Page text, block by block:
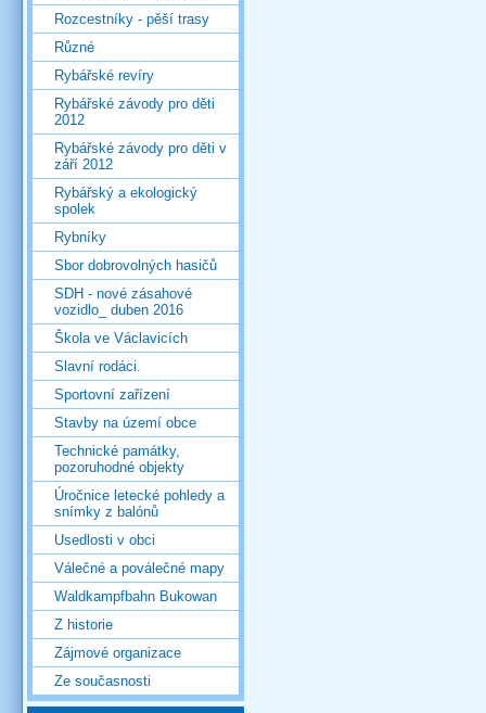
Rozcestníky - pěší trasy
Různé
Rybářské revíry
Rybářské závody pro děti
2012
Rybářské závody pro děti v
září 2012
Rybářský a ekologický
spolek
Rybníky
Sbor dobrovolných hasičů
SDH - nové zásahové
vozidlo_ duben 2016
Škola ve Václavicích
Slavní rodáci.
Sportovní zařízení
Stavby na území obce
Technické památky,
pozoruhodné objekty
Úročnice letecké pohledy a
snímky z balónů
Usedlosti v obci
Válečné a poválečné mapy
Waldkampfbahn Bukowan
Z historie
Zájmové organizace
Ze současnosti